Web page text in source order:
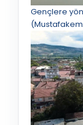
Gençlere